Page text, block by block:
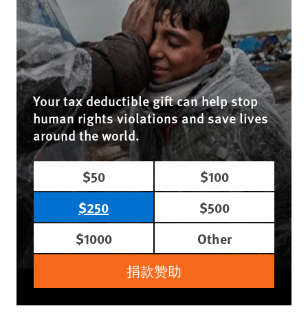
Your tax deductible gift can help stop
human rights violations and save lives
around the world.
$50
$100
$250
$500
$1000
Other
捐款赞助